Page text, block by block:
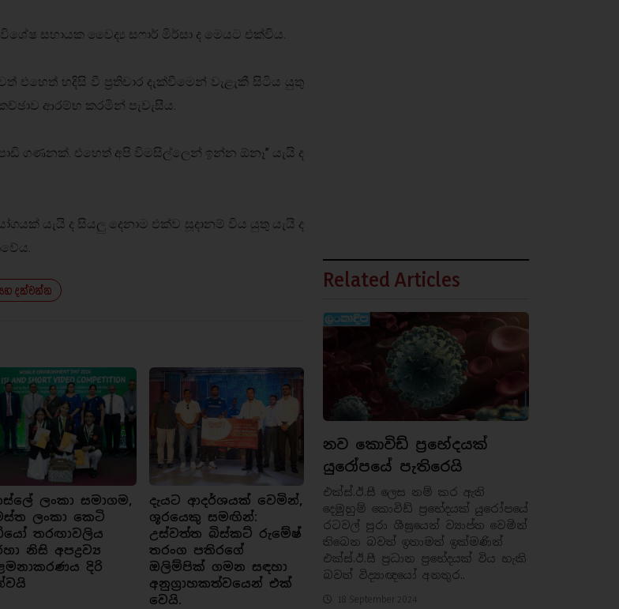
විශේෂ සහායක වෛද්‍ය සෆාර් මිර්සා ද මෙයට එක්විය.
හදිසි වී ප්‍රතිචාර දැක්වීමෙන් වැළැකී සිටිය යුතු
ආරම්භ කරමින් පැවැසීය.
ගණනක්. එහෙත් අපි විමසිල්ලෙන් ඉන්න ඕනෑ’’ යැයි ද
යැයි ද සියලු දෙනාම එක්ව සූදානම් විය යුතු යැයි ද
දක්වන්න
ලංකා සමාගම,
ලංකා කෙටි
තරඟාවලිය
නිසි අපද්‍රව්‍ය
දිරි
දැයට ආදර්ශයක් වෙමින්,
ශූරයෙකු සමඟින්:
උස්වත්ත බිස්කට් රුමේෂ්
තරංග පතිරගේ
ඔලිම්පික් ගමන සඳහා
අනුග්‍රාහකත්වයෙන් එක්
වෙයි.
Related Articles
නව කොවිඩ් ප්‍රභේදයක්
යුරෝපයේ පැතිරෙයි
එක්ස්.ඊ.සී ලෙස නම් කර ඇති
දෙමුහුම් කොවිඩ් ප්‍රභේදයක් යුරෝපයේ
රටවල් පුරා ශීඝ්‍රයෙන් ව්‍යාප්ත වෙමින්
තිබෙන බවත් ඉතාමත් ඉක්මණින්
එක්ස්.ඊ.සී ප්‍රධාන ප්‍රභේදයක් විය හැකි
බවත් විද්‍යාඥයෝ අනතුර..
18 September 2024